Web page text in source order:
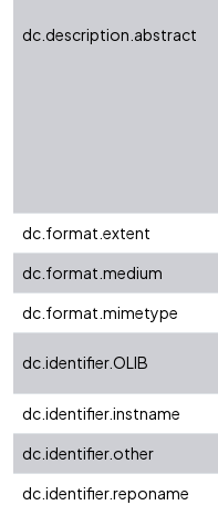
dc.description.abstract
dc.format.extent
dc.format.medium
dc.format.mimetype
dc.identifier.OLIB
dc.identifier.instname
dc.identifier.other
dc.identifier.reponame